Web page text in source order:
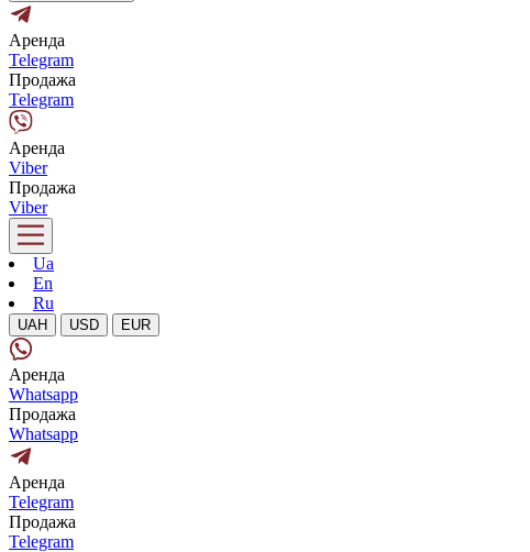
Аренда
Telegram
Продажа
Telegram
Аренда
Viber
Продажа
Viber
Ua
En
Ru
UAH USD EUR
Аренда
Whatsapp
Продажа
Whatsapp
Аренда
Telegram
Продажа
Telegram